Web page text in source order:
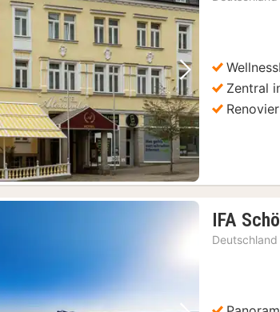
Vorheriges Bild NächstesZentral
IFA
Deutschland